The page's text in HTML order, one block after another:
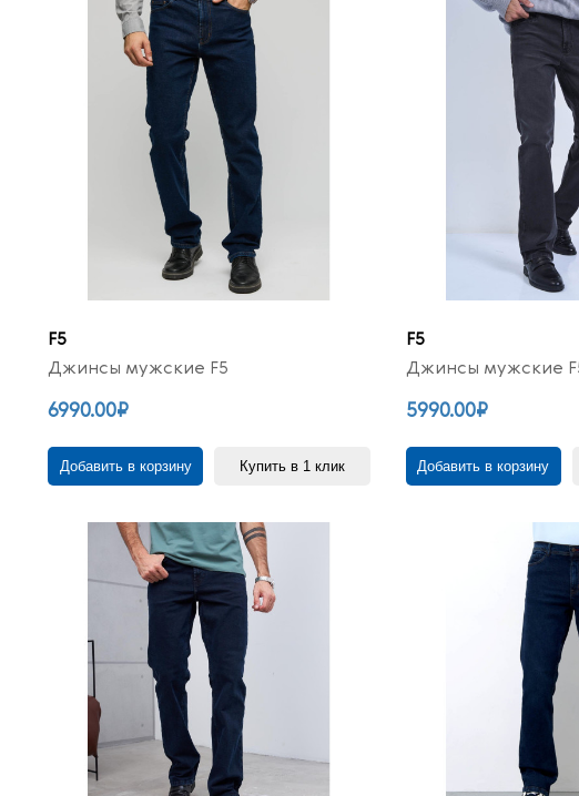
F5
Джинсы мужские F5
6990.00₽
Добавить в корзину Купить в 1 клик
F5
Джинсы мужские
5990.00₽
Добавить в корзину